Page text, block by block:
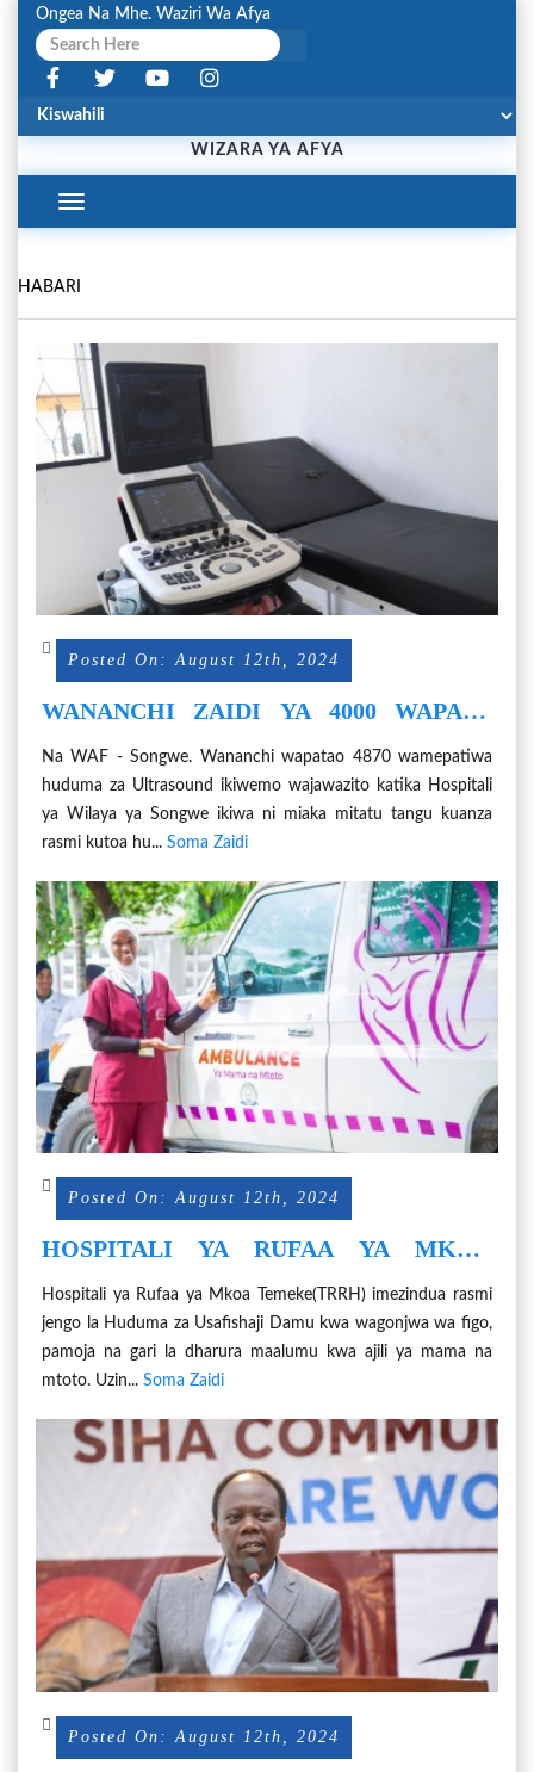
Ongea Na Mhe. Waziri Wa Afya
WIZARA YA AFYA
Toggle
Navigation
HABARI
Posted On: August 12th, 2024
WANANCHI ZAIDI YA 4000 WAPATA
HOSPITALI YA WILAYA SONGWE
Na WAF - Songwe. Wananchi wapatao 4870 wamepatiwa
huduma za Ultrasound ikiwemo wajawazito katika Hospitali
ya Wilaya ya Songwe ikiwa ni miaka mitatu tangu kuanza
rasmi kutoa hu... Soma Zaidi
Posted On: August 12th, 2024
HOSPITALI YA RUFAA YA MKOA
KUSAFISHA DAMU NA GARI LA
DHARURA KWA MAMA NA MTOTO
Hospitali ya Rufaa ya Mkoa Temeke(TRRH) imezindua rasmi
jengo la Huduma za Usafishaji Damu kwa wagonjwa wa figo,
pamoja na gari la dharura maalumu kwa ajili ya mama na
mtoto. Uzin... Soma Zaidi
Posted On: August 12th, 2024